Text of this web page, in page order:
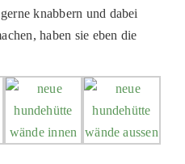
knabbern und dabei
haben sie eben die